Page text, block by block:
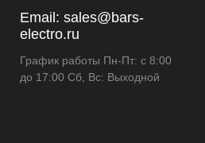
Email: sales@bars-
electro.ru
График работы Пн-Пт: с 8:00
до 17:00 Сб, Вс: Выходной